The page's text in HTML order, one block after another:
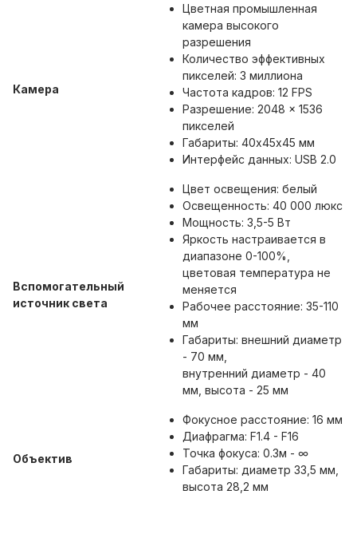
Камера
Цветная промышленная
камера высокого
разрешения
Количество эффективных
пикселей: 3 миллиона
Частота кадров: 12 FPS
Разрешение: 2048 × 1536
пикселей
Габариты: 40х45х45 мм
Интерфейс данных: USB 2.0
Вспомогательный
источник света
Цвет освещения: белый
Освещенность: 40 000 люкс
Мощность: 3,5-5 Вт
Яркость настраивается в
диапазоне 0-100%,
цветовая температура не
меняется
Рабочее расстояние: 35-110
мм
Габариты: внешний диаметр
- 70 мм,
внутренний диаметр - 40
мм, высота - 25 мм
Объектив
Фокусное расстояние: 16 мм
Диафрагма: F1.4 - F16
Точка фокуса: 0.3м - ∞
Габариты: диаметр 33,5 мм,
высота 28,2 мм